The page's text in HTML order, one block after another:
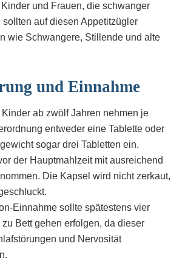
und Frauen, die schwanger
sollten auf diesen Appetitzügler
wie Schwangere, Stillende und alte
und Einnahme
ab zwölf Jahren nehmen je
entweder eine Tablette oder
sogar drei Tabletten ein.
der Hauptmahlzeit mit ausreichend
Die Kapsel wird nicht zerkaut,
Einnahme sollte spätestens vier
Bett gehen erfolgen, da dieser
und Nervosität